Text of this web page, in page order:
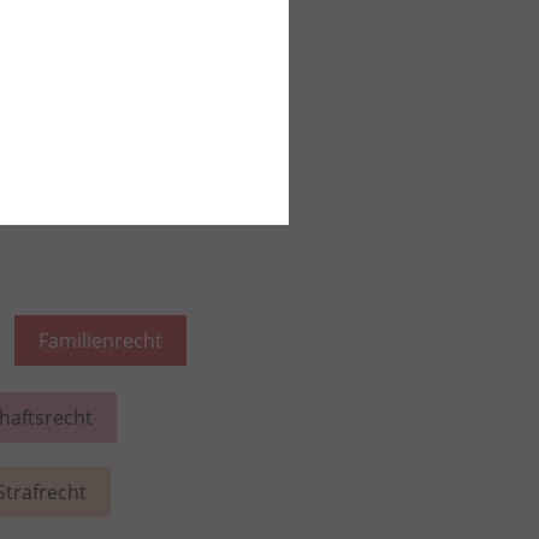
Rechtsgebiet lesen
Familienrecht